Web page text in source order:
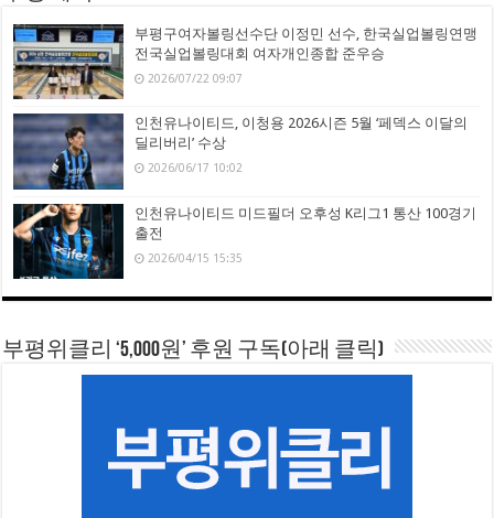
부평구여자볼링선수단 이정민 선수, 한국실업볼링연맹
전국실업볼링대회 여자개인종합 준우승
2026/07/22 09:07
인천유나이티드, 이청용 2026시즌 5월 ‘페덱스 이달의
딜리버리’ 수상
2026/06/17 10:02
인천유나이티드 미드필더 오후성 K리그1 통산 100경기
출전
2026/04/15 15:35
부평위클리 ‘5,000원’ 후원 구독(아래 클릭)